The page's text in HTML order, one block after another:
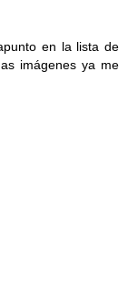
en la lista de
imágenes ya me